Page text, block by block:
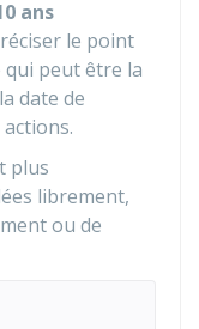
ans
le point
peut être la
date de
plus
librement,
ou de